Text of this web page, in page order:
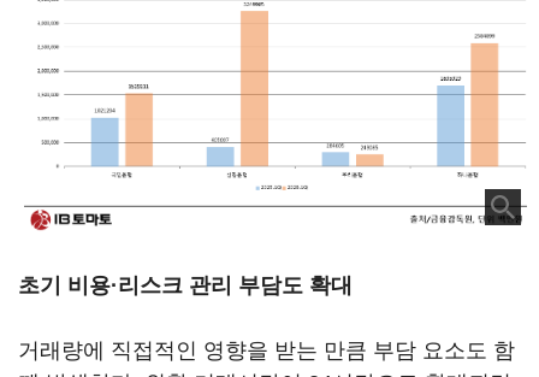
초기 비용·리스크 관리 부담도 확대
거래량에 직접적인 영향을 받는 만큼 부담 요소도 함